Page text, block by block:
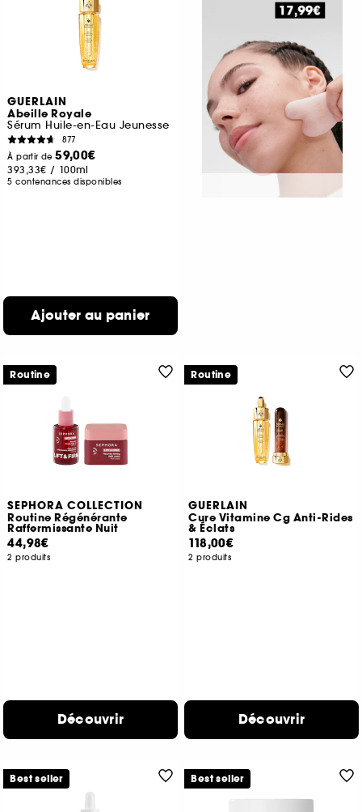
GUERLAIN
Abeille Royale
Sérum Huile-en-Eau Jeunesse
877
À partir de59,00€
393,33€ / 100ml
5 contenances disponibles
Ajouter au panier
SEPHORA COLLECTION
Routine Régénérante
Raffermissante Nuit
44,98€
2 produits
Découvrir
Routine
GUERLAIN
Cure Vitamine Cg Anti-Rides
& Éclats
118,00€
2 produits
Découvrir
Routine
Best seller Best seller